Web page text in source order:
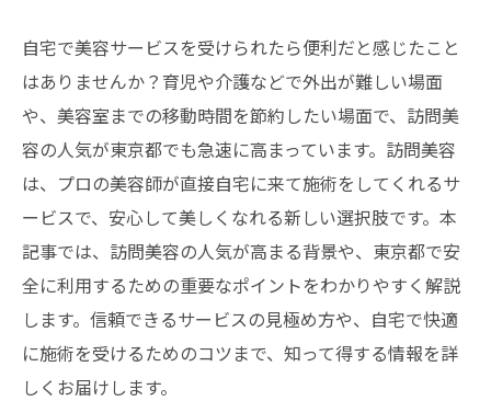
自宅で美容サービスを受けられたら便利だと感じたこと
はありませんか？育児や介護などで外出が難しい場面
や、美容室までの移動時間を節約したい場面で、訪問美
容の人気が東京都でも急速に高まっています。訪問美容
は、プロの美容師が直接自宅に来て施術をしてくれるサ
ービスで、安心して美しくなれる新しい選択肢です。本
記事では、訪問美容の人気が高まる背景や、東京都で安
全に利用するための重要なポイントをわかりやすく解説
します。信頼できるサービスの見極め方や、自宅で快適
に施術を受けるためのコツまで、知って得する情報を詳
しくお届けします。